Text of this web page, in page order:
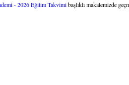
- 2026 Eğitim Takvimibaşlıklı makalemizde